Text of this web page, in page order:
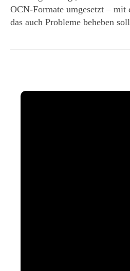
OCN-Formate umgesetzt – mit
das auch Probleme beheben